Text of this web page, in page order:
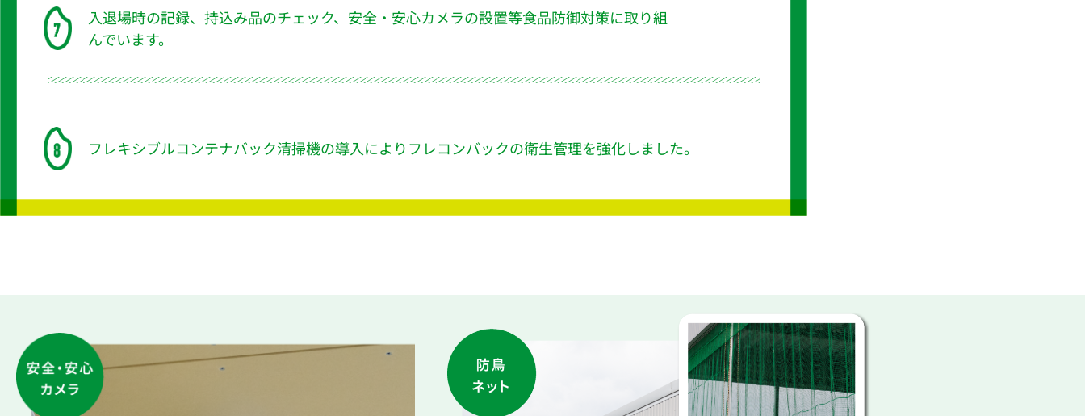
入退場時の記録、持込み品のチェック、安全・安心カメラの設置等食品防御対策に取り組
んでいます。
フレキシブルコンテナバック清掃機の導入によりフレコンバックの衛生管理を強化しました。